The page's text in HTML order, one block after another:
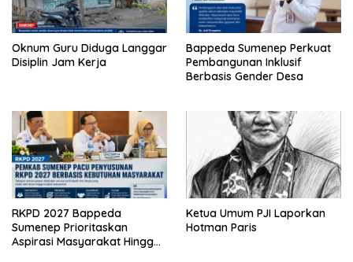
Oknum Guru Diduga Langgar
Disiplin Jam Kerja
Bappeda Sumenep Perkuat
Pembangunan Inklusif
Berbasis Gender Desa
RKPD 2027 Bappeda
Sumenep Prioritaskan
Aspirasi Masyarakat Hingga
Ketua Umum PJI Laporkan
Hotman Paris